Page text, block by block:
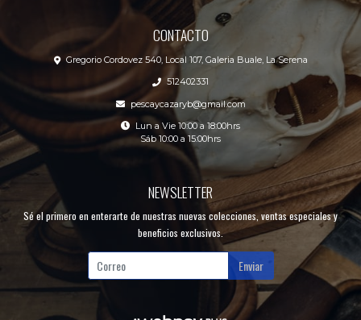
CONTACTO
Gregorio Cordovez 540, Local 107, Galeria Buale, La Serena
512402331
pescaycazaryb@gmail.com
Lun a Vie 10:00 a 18:00hrs
Sáb 10:00 a 15:00hrs
NEWSLETTER
Sé el primero en enterarte de nuestras nuevas colecciones, ventas especiales y
beneficios exclusivos.
Enviar